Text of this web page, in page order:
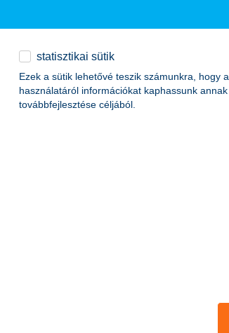
jövedelme
bevétele
becsült átlagos havi bevétele nettó 294 ezer
a fiataloknak már csak 8,5 százaléka nem
statisztikai sütik
Ezek a sütik lehetővé teszik számunkra, hogy
használatáról információkat kaphassunk annak
továbbfejlesztése céljából.